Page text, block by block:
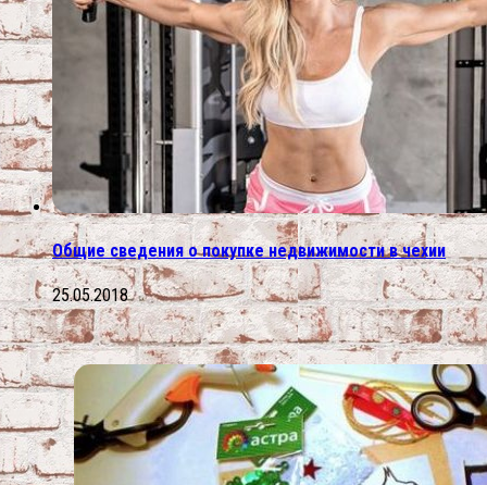
Общие сведения о покупке недвижимости в чехии
25.05.2018